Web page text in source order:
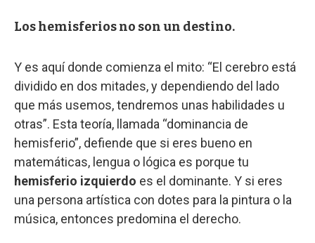
Los hemisferios no son un destino.
Y es aquí donde comienza el mito: “El cerebro está
dividido en dos mitades, y dependiendo del lado
que más usemos, tendremos unas habilidades u
otras”. Esta teoría, llamada “dominancia de
hemisferio”, defiende que si eres bueno en
matemáticas, lengua o lógica es porque tu
hemisferio izquierdo es el dominante. Y si eres
una persona artística con dotes para la pintura o la
música, entonces predomina el derecho.